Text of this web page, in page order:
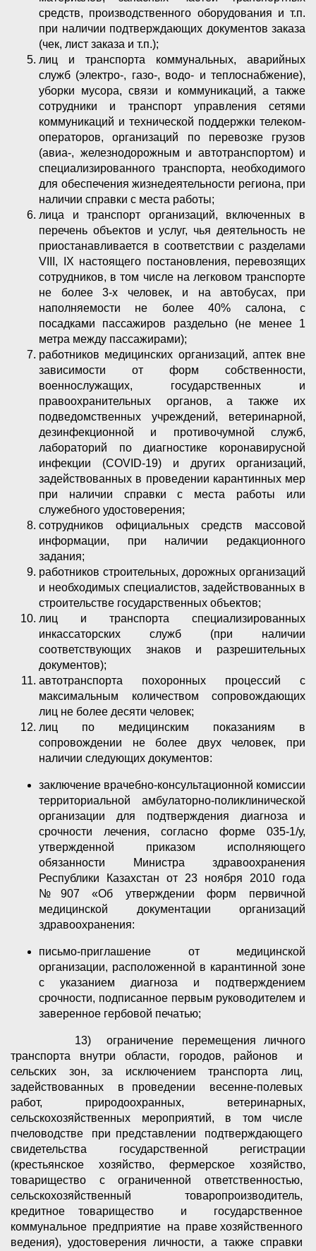
средств, производственного оборудования и т.п.
при наличии подтверждающих документов заказа
(чек, лист заказа и т.п.);
лиц и транспорта коммунальных, аварийных
служб (электро-, газо-, водо- и теплоснабжение),
уборки мусора, связи и коммуникаций, а также
сотрудники и транспорт управления сетями
коммуникаций и технической поддержки телеком-
операторов, организаций по перевозке грузов
(авиа-, железнодорожным и автотранспортом) и
специализированного транспорта, необходимого
для обеспечения жизнедеятельности региона, при
наличии справки с места работы;
лица и транспорт организаций, включенных в
перечень объектов и услуг, чья деятельность не
приостанавливается в соответствии с разделами
VIII, IX настоящего постановления, перевозящих
сотрудников, в том числе на легковом транспорте
не более 3-х человек, и на автобусах, при
наполняемости не более 40% салона, с
посадками пассажиров раздельно (не менее 1
метра между пассажирами);
работников медицинских организаций, аптек вне
зависимости от форм собственности,
военнослужащих, государственных и
правоохранительных органов, а также их
подведомственных учреждений, ветеринарной,
дезинфекционной и противочумной служб,
лабораторий по диагностике коронавирусной
инфекции (COVID-19) и других организаций,
задействованных в проведении карантинных мер
при наличии справки с места работы или
служебного удостоверения;
сотрудников официальных средств массовой
информации, при наличии редакционного
задания;
работников строительных, дорожных организаций
и необходимых специалистов, задействованных в
строительстве государственных объектов;
лиц и транспорта специализированных
инкассаторских служб (при наличии
соответствующих знаков и разрешительных
документов);
автотранспорта похоронных процессий с
максимальным количеством сопровождающих
лиц не более десяти человек;
лиц по медицинским показаниям в
сопровождении не более двух человек, при
наличии следующих документов:
заключение врачебно-консультационной комиссии
территориальной амбулаторно-поликлинической
организации для подтверждения диагноза и
срочности лечения, согласно форме 035-1/у,
утвержденной приказом исполняющего
обязанности Министра здравоохранения
Республики Казахстан от 23 ноября 2010 года
№907 «Об утверждении форм первичной
медицинской документации организаций
здравоохранения:
письмо-приглашение от медицинской
организации, расположенной в карантинной зоне
с указанием диагноза и подтверждением
срочности, подписанное первым руководителем и
заверенное гербовой печатью;
13) ограничение перемещения личного
транспорта внутри области, городов, районов и
сельских зон, за исключением транспорта лиц,
задействованных в проведении весенне-полевых
работ, природоохранных, ветеринарных,
сельскохозяйственных мероприятий, в том числе
пчеловодстве при представлении подтверждающего
свидетельства государственной регистрации
(крестьянское хозяйство, фермерское хозяйство,
товарищество с ограниченной ответственностью,
сельскохозяйственный товаропроизводитель,
кредитное товарищество и государственное
коммунальное предприятие на праве хозяйственного
ведения), удостоверения личности, а также справки